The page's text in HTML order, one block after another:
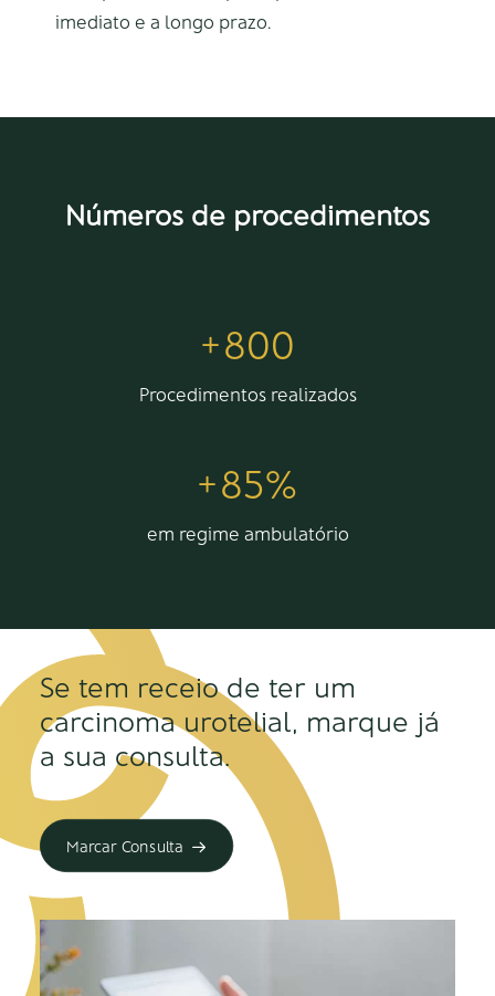
imediato e a longo prazo.
Números de procedimentos
+800
Procedimentos realizados
+85%
em regime ambulatório
Se tem receio de ter um
carcinoma urotelial, marque já
a sua consulta.
Marcar Consulta